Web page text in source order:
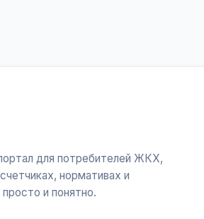
для потребителей ЖКХ,
нормативах и
и понятно.